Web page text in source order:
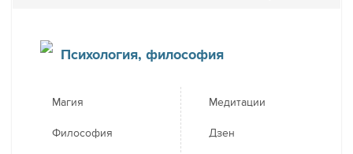
Психология, философия
Магия
Философия
Медитации
Дзен